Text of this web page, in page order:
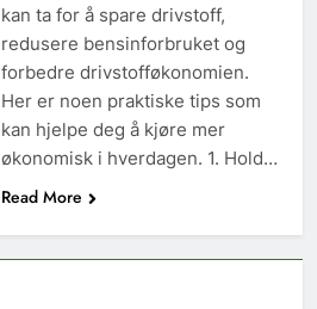
kan ta for å spare drivstoff,
redusere bensinforbruket og
forbedre drivstofføkonomien.
Her er noen praktiske tips som
kan hjelpe deg å kjøre mer
økonomisk i hverdagen. 1. Hold…
Read More